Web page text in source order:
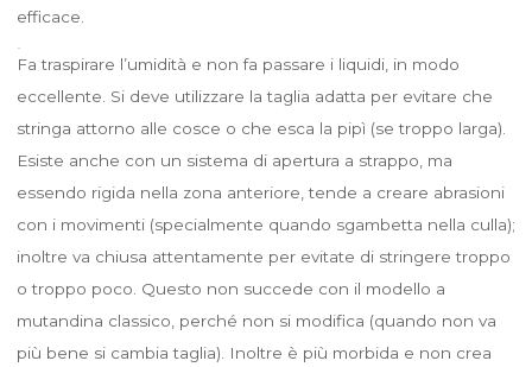
efficace.
Fa traspirare l’umidità e non fa passare i liquidi, in modo
eccellente. Si deve utilizzare la taglia adatta per evitare che
stringa attorno alle cosce o che esca la pipì (se troppo larga).
Esiste anche con un sistema di apertura a strappo, ma
essendo rigida nella zona anteriore, tende a creare abrasioni
con i movimenti (specialmente quando sgambetta nella culla);
inoltre va chiusa attentamente per evitate di stringere troppo
o troppo poco. Questo non succede con il modello a
mutandina classico, perché non si modifica (quando non va
più bene si cambia taglia). Inoltre è più morbida e non crea